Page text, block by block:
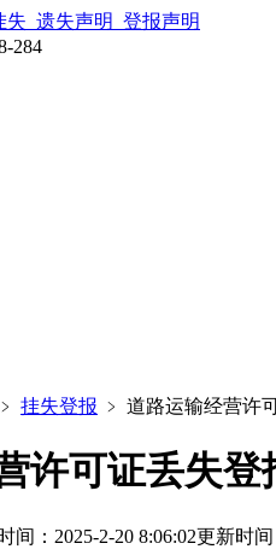
_遗失声明_登报声明
284
﹥ 挂失登报 ﹥ 道路运输经营许
许可证丢失登
间：2025-2-20 8:06:02更新时间